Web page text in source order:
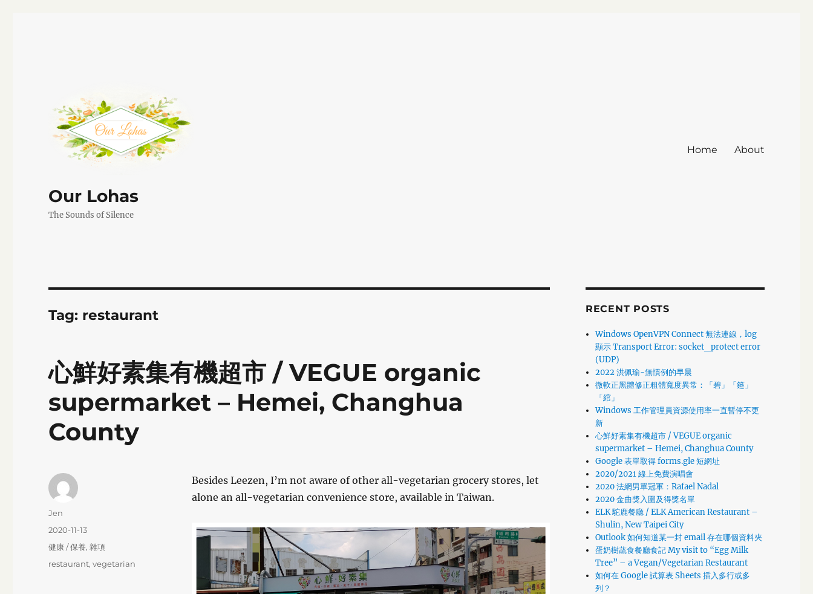
Our Lohas
The Sounds of Silence
Home About
Tag: restaurant
心鮮好素集有機超市 / VEGUE organic
supermarket – Hemei, Changhua
County
Besides Leezen, I’m not aware of other all-vegetarian grocery stores, let
alone an all-vegetarian convenience store, available in Taiwan.
Author
Jen
Posted
on
2020-11-13
Categories
健康 / 保養,雜項
Tags
restaurant,vegetarian
RECENT POSTS
Windows OpenVPN Connect 無法連線，log
顯示 Transport Error: socket_protect error
(UDP)
2022 洪佩瑜-無慣例的早晨
微軟正黑體修正粗體寬度異常：「碧」「筵」
「綰」
Windows 工作管理員資源使用率一直暫停不更
新
心鮮好素集有機超市 / VEGUE organic
supermarket – Hemei, Changhua County
Google 表單取得 forms.gle 短網址
2020/2021 線上免費演唱會
2020 法網男單冠軍：Rafael Nadal
2020 金曲獎入圍及得獎名單
ELK 駝鹿餐廳 / ELK American Restaurant –
Shulin, New Taipei City
Outlook 如何知道某一封 email 存在哪個資料夾
蛋奶樹蔬食餐廳食記 My visit to “Egg Milk
Tree” – a Vegan/Vegetarian Restaurant
如何在 Google 試算表 Sheets 插入多行或多
列？